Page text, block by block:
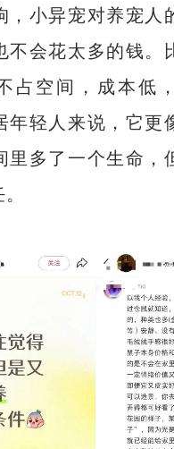
，小异宠对养宠人
不会花太多的钱。
占空间，成本低
年轻人来说，它更
里多了一个生命，